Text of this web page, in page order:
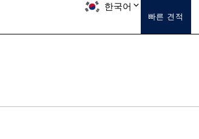
빠른 견적
한국어